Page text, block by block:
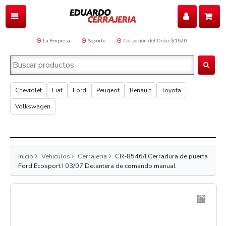
La Empresa Soporte Cotización del Dolar $1520
Chevrolet Fiat Ford Peugeot Renault
Toyota
Volkswagen
Inicio Vehiculos Cerrajeria
CR-8546/I Cerradura de puerta
Ford Ecosport I 03/07 Delantera de comando manual